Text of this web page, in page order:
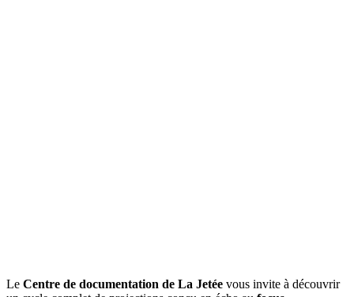
Le Centre de documentation de La Jetée vous invite à découvrir